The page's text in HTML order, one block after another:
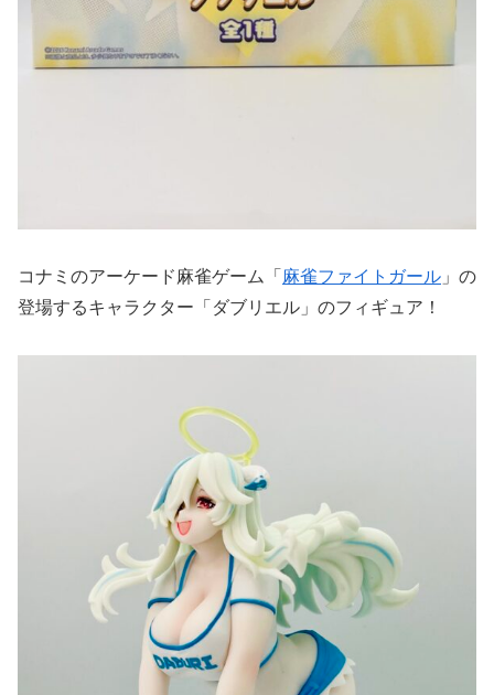
コナミのアーケード麻雀ゲーム「 麻雀ファイトガール 」の
登場するキャラクター「ダブリエル」のフィギュア！